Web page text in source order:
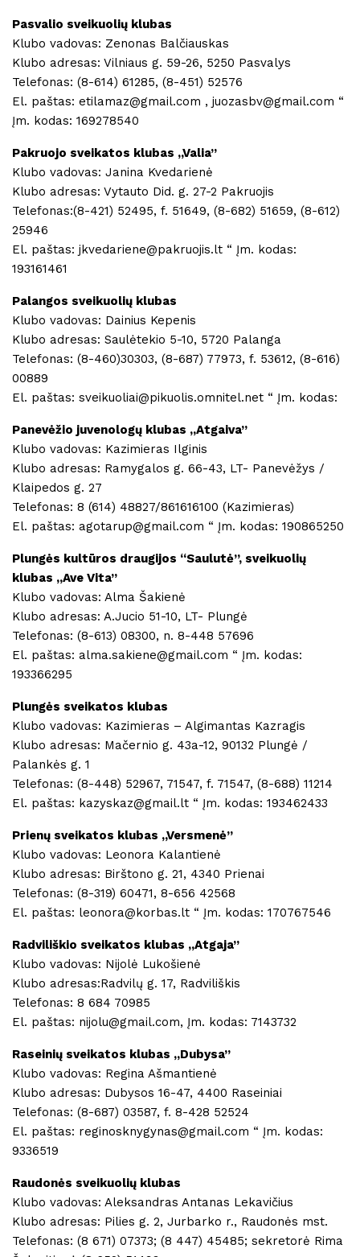
Pasvalio sveikuolių klubas
Klubo vadovas: Zenonas Balčiauskas
Klubo adresas: Vilniaus g. 59-26, 5250 Pasvalys
Telefonas: (8-614) 61285, (8-451) 52576
El. paštas: etilamaz@gmail.com , juozasbv@gmail.com “
Įm. kodas: 169278540
Pakruojo sveikatos klubas ,,Valia”
Klubo vadovas: Janina Kvedarienė
Klubo adresas: Vytauto Did. g. 27-2 Pakruojis
Telefonas:(8-421) 52495, f. 51649, (8-682) 51659, (8-612)
25946
El. paštas: jkvedariene@pakruojis.lt “ Įm. kodas:
193161461
Palangos sveikuolių klubas
Klubo vadovas: Dainius Kepenis
Klubo adresas: Saulėtekio 5-10, 5720 Palanga
Telefonas: (8-460)30303, (8-687) 77973, f. 53612, (8-616)
00889
El. paštas: sveikuoliai@pikuolis.omnitel.net “ Įm. kodas:
Panevėžio juvenologų klubas ,,Atgaiva”
Klubo vadovas: Kazimieras Ilginis
Klubo adresas: Ramygalos g. 66-43, LT- Panevėžys /
Klaipedos g. 27
Telefonas: 8 (614) 48827/861616100 (Kazimieras)
El. paštas: agotarup@gmail.com “ Įm. kodas: 190865250
Plungės kultūros draugijos “Saulutė”, sveikuolių
klubas „Ave Vita”
Klubo vadovas: Alma Šakienė
Klubo adresas: A.Jucio 51-10, LT- Plungė
Telefonas: (8-613) 08300, n. 8-448 57696
El. paštas: alma.sakiene@gmail.com “ Įm. kodas:
193366295
Plungės sveikatos klubas
Klubo vadovas: Kazimieras – Algimantas Kazragis
Klubo adresas: Mačernio g. 43a-12, 90132 Plungė /
Palankės g. 1
Telefonas: (8-448) 52967, 71547, f. 71547, (8-688) 11214
El. paštas: kazyskaz@gmail.lt “ Įm. kodas: 193462433
Prienų sveikatos klubas ,,Versmenė”
Klubo vadovas: Leonora Kalantienė
Klubo adresas: Birštono g. 21, 4340 Prienai
Telefonas: (8-319) 60471, 8-656 42568
El. paštas: leonora@korbas.lt “ Įm. kodas: 170767546
Radviliškio sveikatos klubas ,,Atgaja”
Klubo vadovas: Nijolė Lukošienė
Klubo adresas:Radvilų g. 17, Radviliškis
Telefonas: 8 684 70985
El. paštas: nijolu@gmail.com, Įm. kodas: 7143732
Raseinių sveikatos klubas ,,Dubysa”
Klubo vadovas: Regina Ašmantienė
Klubo adresas: Dubysos 16-47, 4400 Raseiniai
Telefonas: (8-687) 03587, f. 8-428 52524
El. paštas: reginosknygynas@gmail.com “ Įm. kodas:
9336519
Raudonės sveikuolių klubas
Klubo vadovas: Aleksandras Antanas Lekavičius
Klubo adresas: Pilies g. 2, Jurbarko r., Raudonės mst.
Telefonas: (8 671) 07373; (8 447) 45485; sekretorė Rima